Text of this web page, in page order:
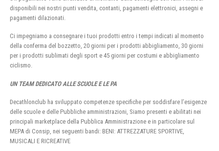
disponibili nei nostri punti vendita, contanti, pagamenti elettronici, assegni e
pagamenti dilazionati.
Ci impegniamo a consegnare i tuoi prodotti entro i tempi indicati al momento
della conferma del bozzetto, 20 giorni per i prodotti abbigliamento, 30 giorni
per i prodotti sublimati degli sport e 45 giorni per costumi e abbigliamento
ciclismo.
UN TEAM DEDICATO ALLE SCUOLE E LE PA
Decathlonclub ha sviluppato competenze specifiche per soddisfare l’esigenze
delle scuole e delle Pubbliche amministrazioni, Siamo presenti e abilitati nei
principali marketplace della Pubblica Amministrazione e in particolare sul
MEPA di Consip, nei seguenti bandi: BENI: ATTREZZATURE SPORTIVE,
MUSICALI E RICREATIVE